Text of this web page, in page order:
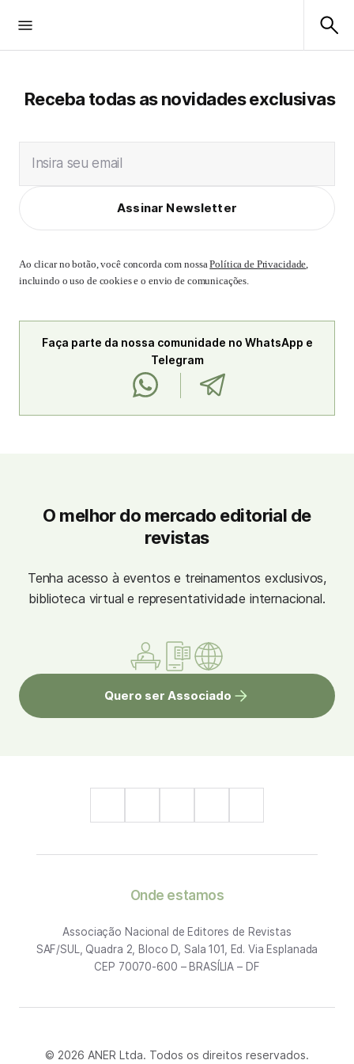
Receba todas as novidades exclusivas
Insira seu email
Assinar Newsletter
Ao clicar no botão, você concorda com nossaPolítica de Privacidade,
incluindo o uso de cookies e o envio de comunicações.
Faça parte da nossa comunidade no WhatsApp e
Telegram
O melhor do mercado editorial de
revistas
Tenha acesso à eventos e treinamentos exclusivos,
biblioteca virtual e representatividade internacional.
Quero ser Associado
Onde estamos
Associação Nacional de Editores de Revistas
SAF/SUL, Quadra 2, Bloco D, Sala 101, Ed. Via Esplanada
CEP 70070-600 – BRASÍLIA – DF
© 2026 ANER Ltda. Todos os direitos reservados.